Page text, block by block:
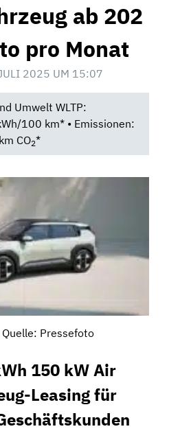
ab 202
pro Monat
2025 UM 15:07
Umwelt WLTP:
100 km* • Emissionen:
CO2*
Quelle: Pressefoto
150 kW Air
Leasing für